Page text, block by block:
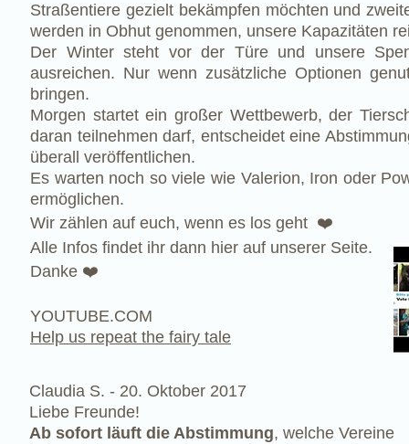
Straßentiere gezielt bekämpfen möchten und
werden in Obhut genommen, unsere Kapazitäten
Der Winter steht vor der Türe und unsere
ausreichen. Nur wenn zusätzliche Optionen
bringen.
Morgen startet ein großer Wettbewerb, der
daran teilnehmen darf, entscheidet eine
überall veröffentlichen.
Es warten noch so viele wie Valerion, Iron oder
ermöglichen.
Wir zählen auf euch, wenn es los geht ❤️
Alle Infos findet ihr dann hier auf unserer Seite.
Danke ❤️
YOUTUBE.COM
Help us repeat the fairy tale
Claudia S. - 20. Oktober 2017
Liebe Freunde!
Ab sofort läuft die Abstimmung, welche Vereine